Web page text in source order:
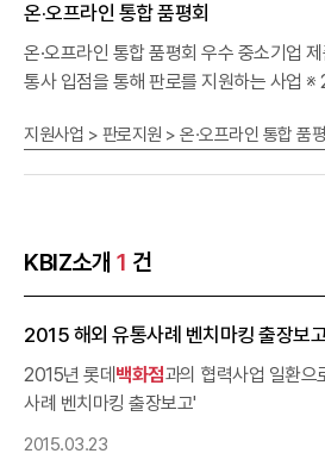
(https://me2.do/xGmUXgA5)4. 문의처 :
인정책실 (☏02-2124-3173)
온·오프라인 통합 품평회
온·오프라인 통합 품평회 우수 중소기업 제품의 온·오프라인 대형 유
통사 입점을 통해 판로를 지원하는 사업 ※ 2026년 상반기 참여 유통
트, 이마트), 온라인플랫폼(11번가, 롯데온,
우대·판촉비 면제·마케팅 지원 등 입점 혜
별 MD 상담 유통 대기업 입점 상담 유통 대기업 참여방법 [중소기업
중앙회 홈페이지 > 행사·이벤트 > 행사신
·오프라인 통합 품평회 참가 업체 모집] 에서 온라
- 2124 - 3173
지원사업 > 판로지원 > 온·오프라인 통합 품
KBIZ소개 1 건
2015 해외 유통사례 벤치마킹 출장보
2015년 롯데 백화점과의 협력사업 일환으로 진행한 '2015 해외 유통
사례 벤치마킹 출장보고'
2015.03.23